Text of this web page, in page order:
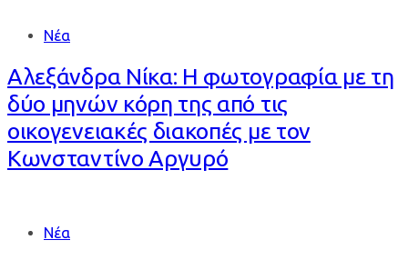
Νέα
Αλεξάνδρα Νίκα: Η φωτογραφία με τη
δύο μηνών κόρη της από τις
οικογενειακές διακοπές με τον
Κωνσταντίνο Αργυρό
Νέα